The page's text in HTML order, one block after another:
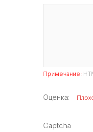
Примечание:
Оценка:
Captcha